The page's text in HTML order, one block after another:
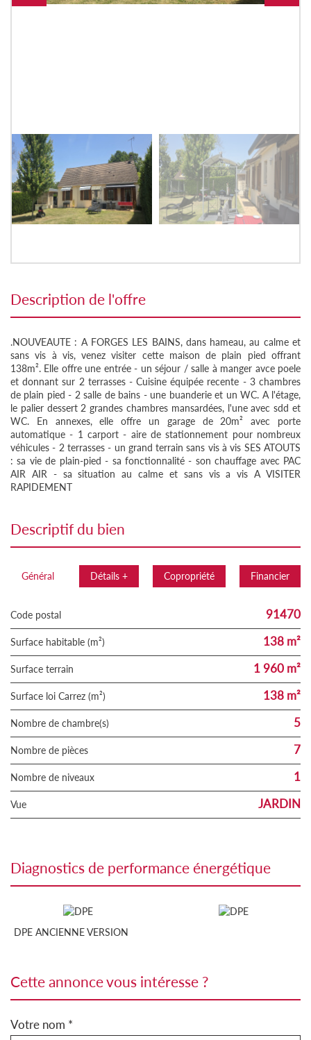
description de l'offre
.NOUVEAUTE : A FORGES LES BAINS, dans hameau, au calme et
sans vis à vis, venez visiter cette maison de plain pied offrant
138m². Elle offre une entrée - un séjour / salle à manger avce poele
et donnant sur 2 terrasses - Cuisine équipée recente - 3 chambres
de plain pied - 2 salle de bains - une buanderie et un WC. A l'étage,
le palier dessert 2 grandes chambres mansardées, l'une avec sdd et
WC. En annexes, elle offre un garage de 20m² avec porte
automatique - 1 carport - aire de stationnement pour nombreux
véhicules - 2 terrasses - un grand terrain sans vis à vis SES ATOUTS
: sa vie de plain-pied - sa fonctionnalité - son chauffage avec PAC
AIR AIR - sa situation au calme et sans vis a vis A VISITER
RAPIDEMENT
descriptif du bien
Général Détails + Copropriété Financier
Code postal 91470
Surface habitable (m²) 138 m²
surface terrain 1 960 m²
Surface loi Carrez (m²) 138 m²
Nombre de chambre(s) 5
Nombre de pièces 7
Nombre de niveaux 1
Vue JARDIN
diagnostics de performance énergétique
DPE ANCIENNE VERSION
cette annonce vous intéresse ?
Votre nom *